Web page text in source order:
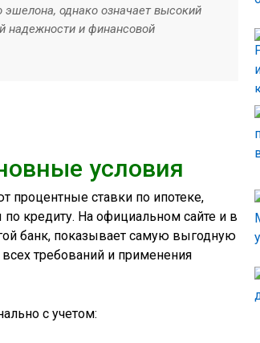
эшелона, однако означает высокий
надежности и финансовой
условия
процентные ставки по ипотеке,
кредиту. На официальном сайте и в
банк, показывает самую выгодную
требований и применения
с учетом: